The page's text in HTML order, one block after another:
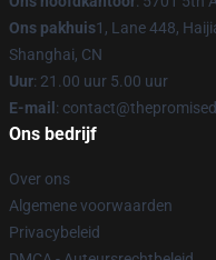
Ons pakhuis1, Lane 448,
Shanghai, CN
Uur: 21.00 uur 5.00 uur
E-mail :
Ons bedrijf
Over ons
Algemene voorwaarden
Privacybeleid